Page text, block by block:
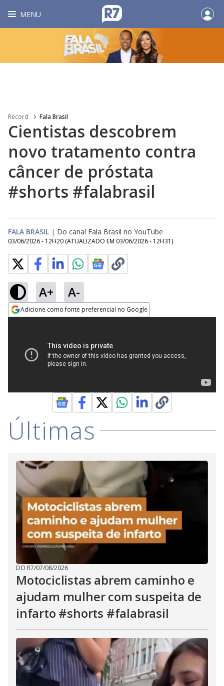
MENU
Record Fala Brasil
Cientistas descobrem
novo tratamento contra
câncer de próstata
#shorts #falabrasil
FALA BRASIL | Do canal Fala Brasil no YouTube
03/06/2026 - 12H20 (ATUALIZADO EM 03/06/2026 - 12H31)
A+ A-
Adicione como fonte preferencial no Google
Últimas
DO R7/07/08/2026
Motociclistas abrem caminho e
ajudam mulher com suspeita de
infarto #shorts #falabrasil